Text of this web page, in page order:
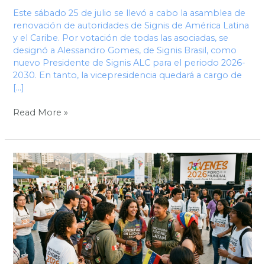
Este sábado 25 de julio se llevó a cabo la asamblea de
renovación de autoridades de Signis de América Latina
y el Caribe. Por votación de todas las asociadas, se
designó a Alessandro Gomes, de Signis Brasil, como
nuevo Presidente de Signis ALC para el periodo 2026-
2030. En tanto, la vicepresidencia quedará a cargo de
[…]
Read More »
Signis
ALC
realizará
encuentro
de
liderazgo
juvenil
en
Quito